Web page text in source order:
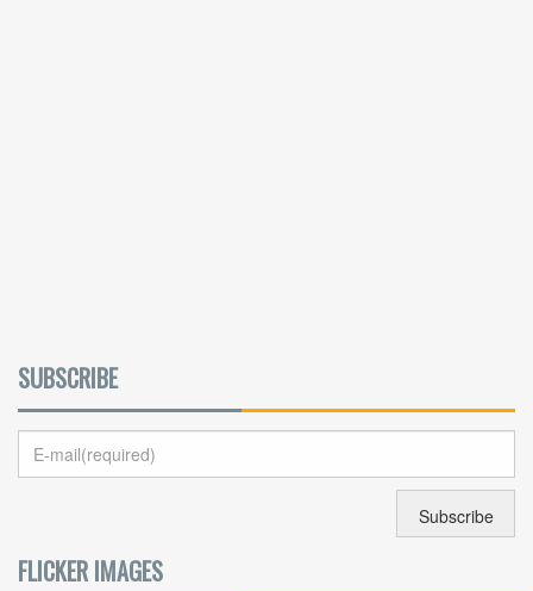
SUBSCRIBE
FLICKER IMAGES